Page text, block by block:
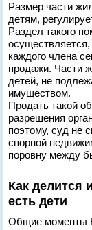
Размер части
детям,
Раздел такого
каждого члена
продажи. Части
детей, не
имуществом.
Продать такой
разрешения
поэтому, суд не
спорной
поровну между
Как делится
есть дети
Общие моменты